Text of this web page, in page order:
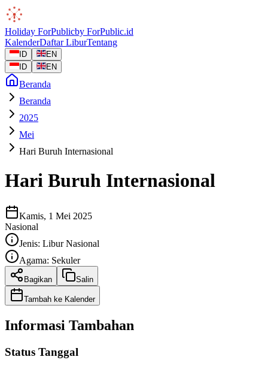
Holiday ForPublicby ForPublic.id
KalenderDaftar LiburTentang
ID
EN
ID
EN
Beranda
Beranda
2025
Mei
Hari Buruh Internasional
Hari Buruh Internasional
Kamis, 1 Mei 2025
Nasional
Jenis: Libur Nasional
Agama: Sekuler
Bagikan Salin
Tambah ke Kalender
Informasi Tambahan
Status Tanggal